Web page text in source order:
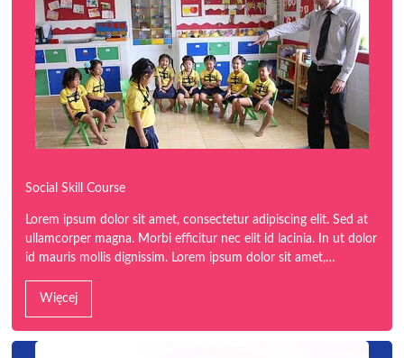
Social Skill Course
Lorem ipsum dolor sit amet, consectetur adipiscing elit. Sed at
ullamcorper magna. Morbi efficitur nec elit id lacinia. In ut dolor
id mauris mollis dignissim. Lorem ipsum dolor sit amet,…
Więcej